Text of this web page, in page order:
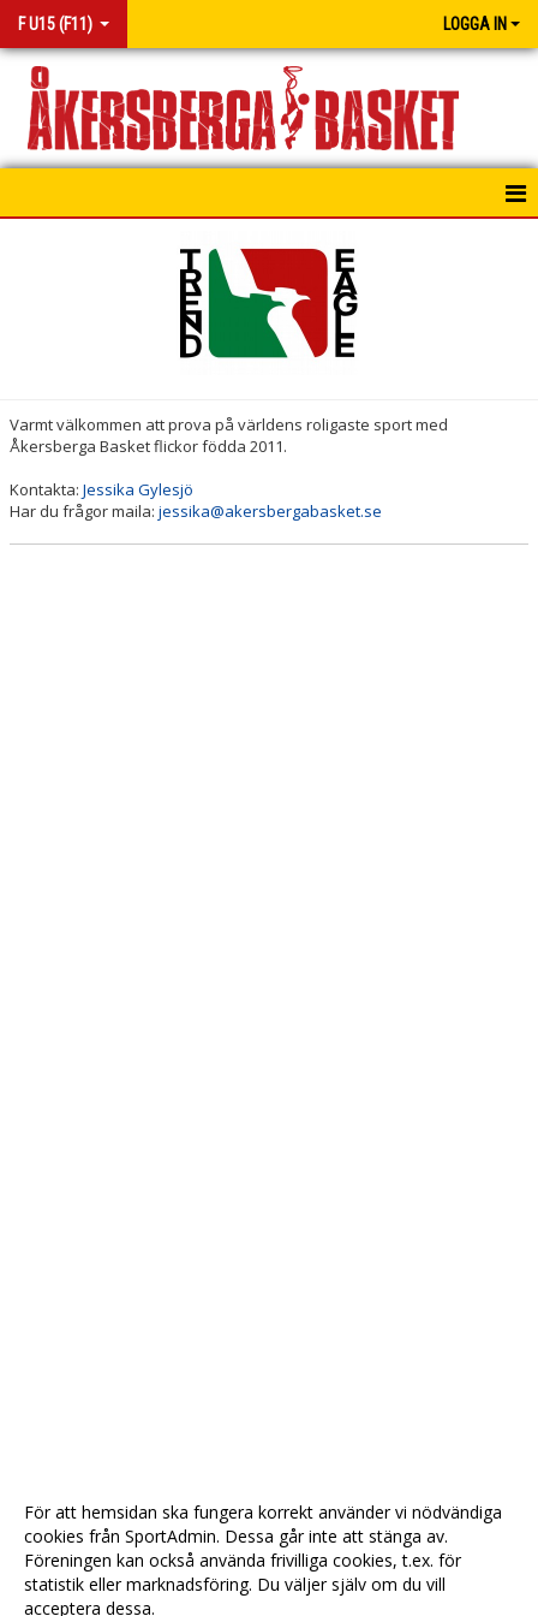
F U15 (F11) LOGGA IN
Varmt välkommen att prova på världens roligaste sport med
Åkersberga Basket flickor födda 2011.
Kontakta: Jessika Gylesjö
Har du frågor maila: jessika@akersbergabasket.se
För att hemsidan ska fungera korrekt använder vi nödvändiga
cookies från SportAdmin. Dessa går inte att stänga av.
Föreningen kan också använda frivilliga cookies, t.ex. för
statistik eller marknadsföring. Du väljer själv om du vill
acceptera dessa.